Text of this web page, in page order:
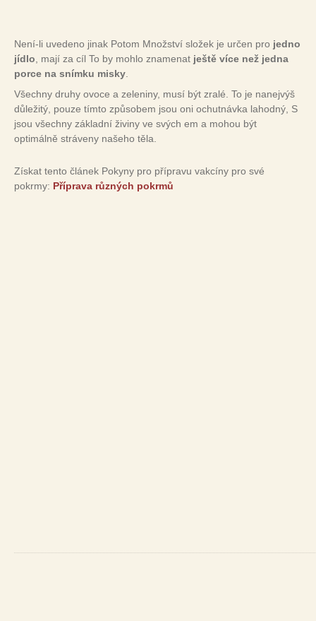
Není-li uvedeno jinak Potom Množství složek je určen pro jedno
jídlo , mají za cíl To by mohlo znamenat ještě více než jedna
porce na snímku misky
Všechny druhy ovoce a zeleniny, musí být zralé. To je nanejvýš
důležitý, pouze tímto způsobem jsou oni ochutnávka lahodný, S
jsou všechny základní živiny ve svých em a mohou být
optimálně stráveny našeho těla.
Získat tento článek Pokyny pro přípravu vakcíny pro své
pokrmy: Příprava různých pokrmů